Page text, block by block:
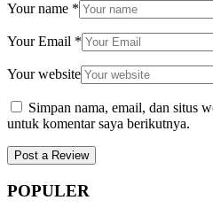
Your name *
Your Email *
Your website
Simpan nama, email, dan situs
untuk komentar saya berikutnya.
POPULER